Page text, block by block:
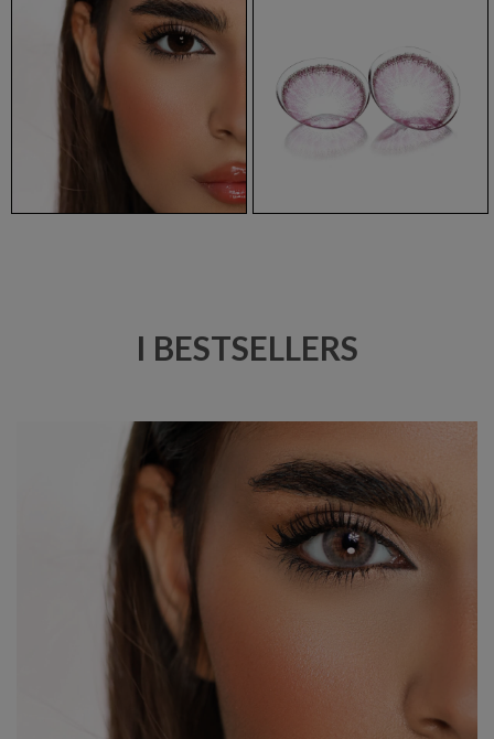
I BESTSELLERS